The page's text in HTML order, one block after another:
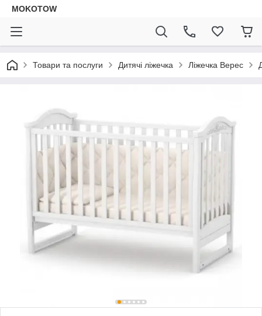
MOKOTOW
Товари та послуги Дитячі ліжечка Ліжечка Верес